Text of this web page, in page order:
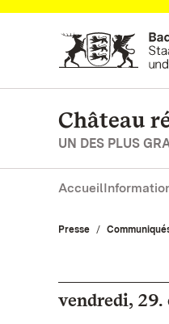
Vers la page d’accueil
Château
UN DES PLUS
Accueil
Presse
vendredi, 29.